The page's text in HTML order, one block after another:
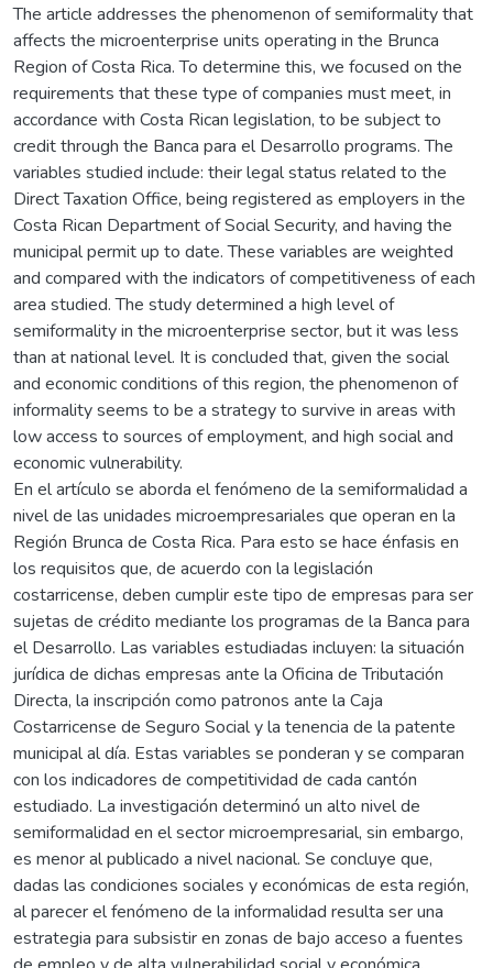
The article addresses the phenomenon of semiformality that
affects the microenterprise units operating in the Brunca
Region of Costa Rica. To determine this, we focused on the
requirements that these type of companies must meet, in
accordance with Costa Rican legislation, to be subject to
credit through the Banca para el Desarrollo programs. The
variables studied include: their legal status related to the
Direct Taxation Office, being registered as employers in the
Costa Rican Department of Social Security, and having the
municipal permit up to date. These variables are weighted
and compared with the indicators of competitiveness of each
area studied. The study determined a high level of
semiformality in the microenterprise sector, but it was less
than at national level. It is concluded that, given the social
and economic conditions of this region, the phenomenon of
informality seems to be a strategy to survive in areas with
low access to sources of employment, and high social and
economic vulnerability.
En el artículo se aborda el fenómeno de la semiformalidad a
nivel de las unidades microempresariales que operan en la
Región Brunca de Costa Rica. Para esto se hace énfasis en
los requisitos que, de acuerdo con la legislación
costarricense, deben cumplir este tipo de empresas para ser
sujetas de crédito mediante los programas de la Banca para
el Desarrollo. Las variables estudiadas incluyen: la situación
jurídica de dichas empresas ante la Oficina de Tributación
Directa, la inscripción como patronos ante la Caja
Costarricense de Seguro Social y la tenencia de la patente
municipal al día. Estas variables se ponderan y se comparan
con los indicadores de competitividad de cada cantón
estudiado. La investigación determinó un alto nivel de
semiformalidad en el sector microempresarial, sin embargo,
es menor al publicado a nivel nacional. Se concluye que,
dadas las condiciones sociales y económicas de esta región,
al parecer el fenómeno de la informalidad resulta ser una
estrategia para subsistir en zonas de bajo acceso a fuentes